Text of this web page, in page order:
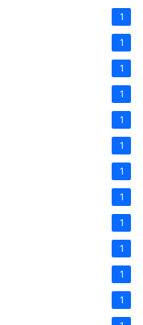
1
1
1
1
1
1
1
1
1
1
1
1